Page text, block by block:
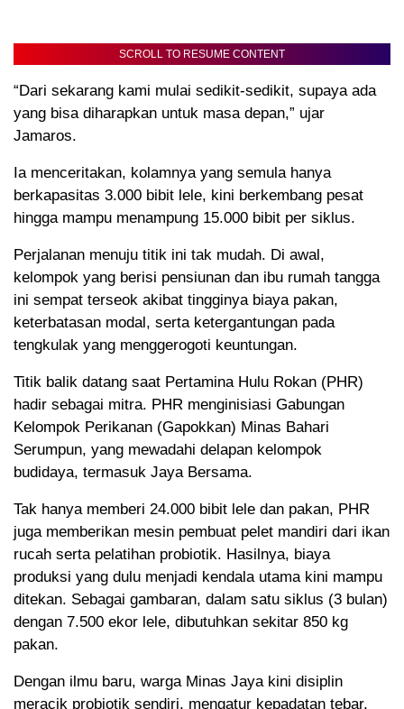
SCROLL TO RESUME CONTENT
“Dari sekarang kami mulai sedikit-sedikit, supaya ada
yang bisa diharapkan untuk masa depan,” ujar
Jamaros.
Ia menceritakan, kolamnya yang semula hanya
berkapasitas 3.000 bibit lele, kini berkembang pesat
hingga mampu menampung 15.000 bibit per siklus.
Perjalanan menuju titik ini tak mudah. Di awal,
kelompok yang berisi pensiunan dan ibu rumah tangga
ini sempat terseok akibat tingginya biaya pakan,
keterbatasan modal, serta ketergantungan pada
tengkulak yang menggerogoti keuntungan.
Titik balik datang saat Pertamina Hulu Rokan (PHR)
hadir sebagai mitra. PHR menginisiasi Gabungan
Kelompok Perikanan (Gapokkan) Minas Bahari
Serumpun, yang mewadahi delapan kelompok
budidaya, termasuk Jaya Bersama.
Tak hanya memberi 24.000 bibit lele dan pakan, PHR
juga memberikan mesin pembuat pelet mandiri dari ikan
rucah serta pelatihan probiotik. Hasilnya, biaya
produksi yang dulu menjadi kendala utama kini mampu
ditekan. Sebagai gambaran, dalam satu siklus (3 bulan)
dengan 7.500 ekor lele, dibutuhkan sekitar 850 kg
pakan.
Dengan ilmu baru, warga Minas Jaya kini disiplin
meracik probiotik sendiri, mengatur kepadatan tebar,